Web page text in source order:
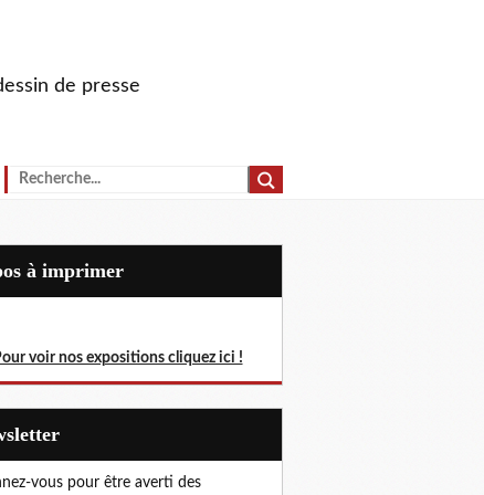
de presse
à imprimer
voir nos expositions cliquez ici !
vous pour être averti des